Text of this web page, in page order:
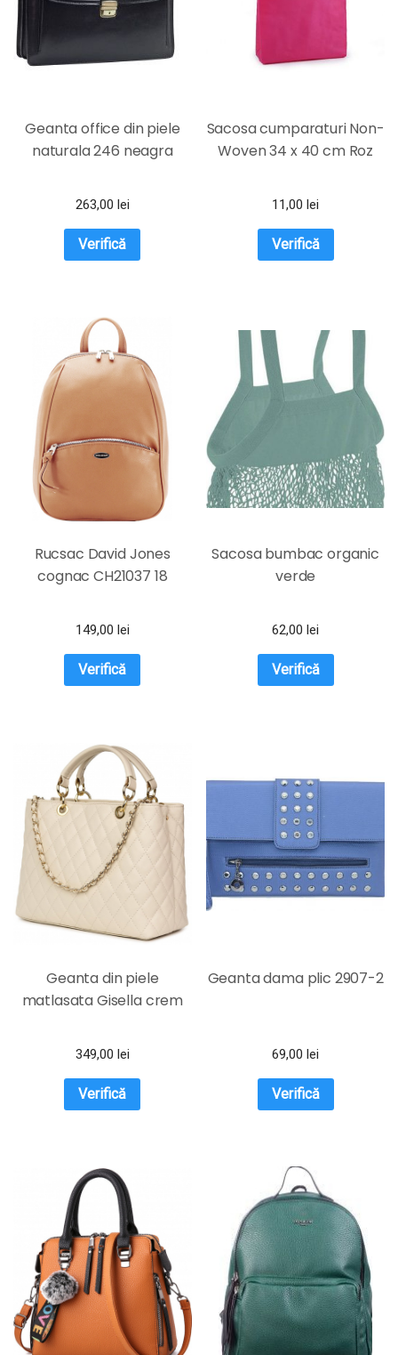
Geanta office din piele
naturala 246 neagra
263,00 lei
Verifică
Sacosa cumparaturi Non-
Woven 34 x 40 cm Roz
11,00lei
Verifică
Rucsac David Jones
cognac CH21037 18
149,00 lei
Verifică
Sacosa bumbac organic
verde
62,00lei
Verifică
Geanta din piele
matlasata Gisella crem
349,00 lei
Verifică
Geanta dama plic 2907-2
69,00 lei
Verifică